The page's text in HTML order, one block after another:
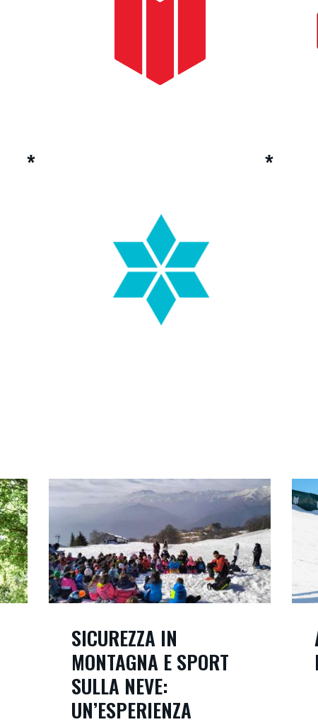
SICUREZZA IN
MONTAGNA E SPORT
SULLA NEVE:
UN’ESPERIENZA